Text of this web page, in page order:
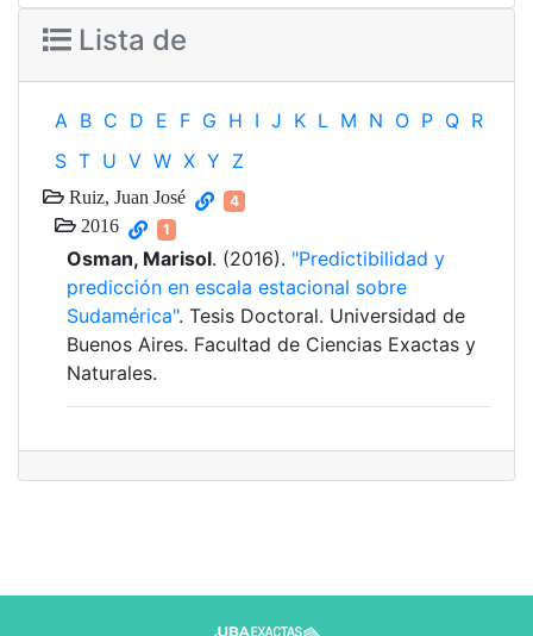
Lista de
A B C D E F G H I J K L M N O P Q R
S T U V W X Y Z
Ruiz, Juan José 4
2016 1
Osman, Marisol. (2016). "Predictibilidad y
predicción en escala estacional sobre
Sudamérica". Tesis Doctoral. Universidad de
Buenos Aires. Facultad de Ciencias Exactas y
Naturales.